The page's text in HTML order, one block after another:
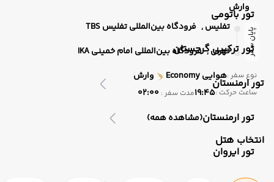
تور باتومی
تور ترکیبی گرجستان
تور ارمنستان
تور ارمنستان(مشاهده همه)
تور ایروان
وارش
پایان سفر تفلیس , فرودگاه بین‌المللی تفلیس TBS
تهران , فرودگاه بین‌المللی امام خمینی IKA
نوع سفر :هوایی وارش
ساعت حرکت :19:45مدت سفر : 02:00
انتخاب هتل